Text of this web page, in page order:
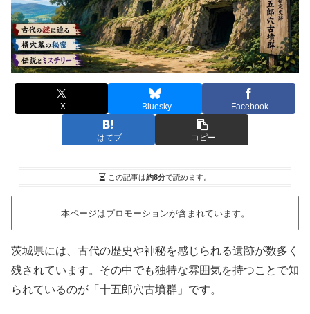
X Bluesky Facebook
はてブ コピー
この記事は約8分で読めます。
本ページはプロモーションが含まれています。
茨城県には、古代の歴史や神秘を感じられる遺跡が数多く
残されています。その中でも独特な雰囲気を持つことで知
られているのが「十五郎穴古墳群」です。